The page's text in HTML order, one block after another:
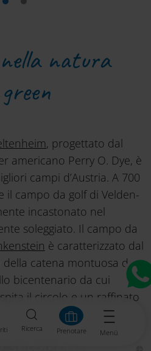
Ricerca Prenotare Menü
natura
, progettato dal
americano Perry O. Dye, è
campi d’Austria. A 700
il campo da golf di Velden-
incastonato nel
soleggiato. Il campo da
è caratterizzato dal
catena montuosa delle
bicentenario da cui
il circolo e un raffinato